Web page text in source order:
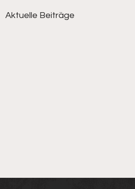
Aktuelle Beiträge